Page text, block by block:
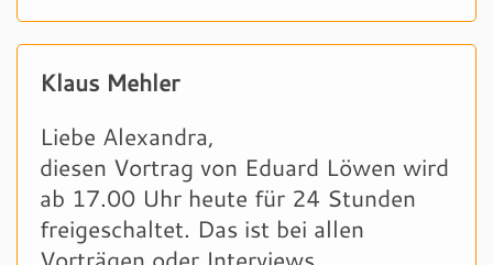
Klaus Mehler
Liebe Alexandra,
diesen Vortrag von Eduard Löwen wird
ab 17.00 Uhr heute für 24 Stunden
freigeschaltet. Das ist bei allen